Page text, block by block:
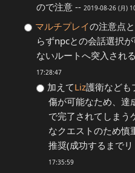
ので注意 -- 2019-08-26 (月)
マルチプレイの注意点
らずnpcとの会話選択
ないルートへ突入され
17:28:47
加えてLiz護衛なども
傷が可能なため、達
で完了されてしまう
なクエストのため慎
推奨(成功するまで
17:35:59